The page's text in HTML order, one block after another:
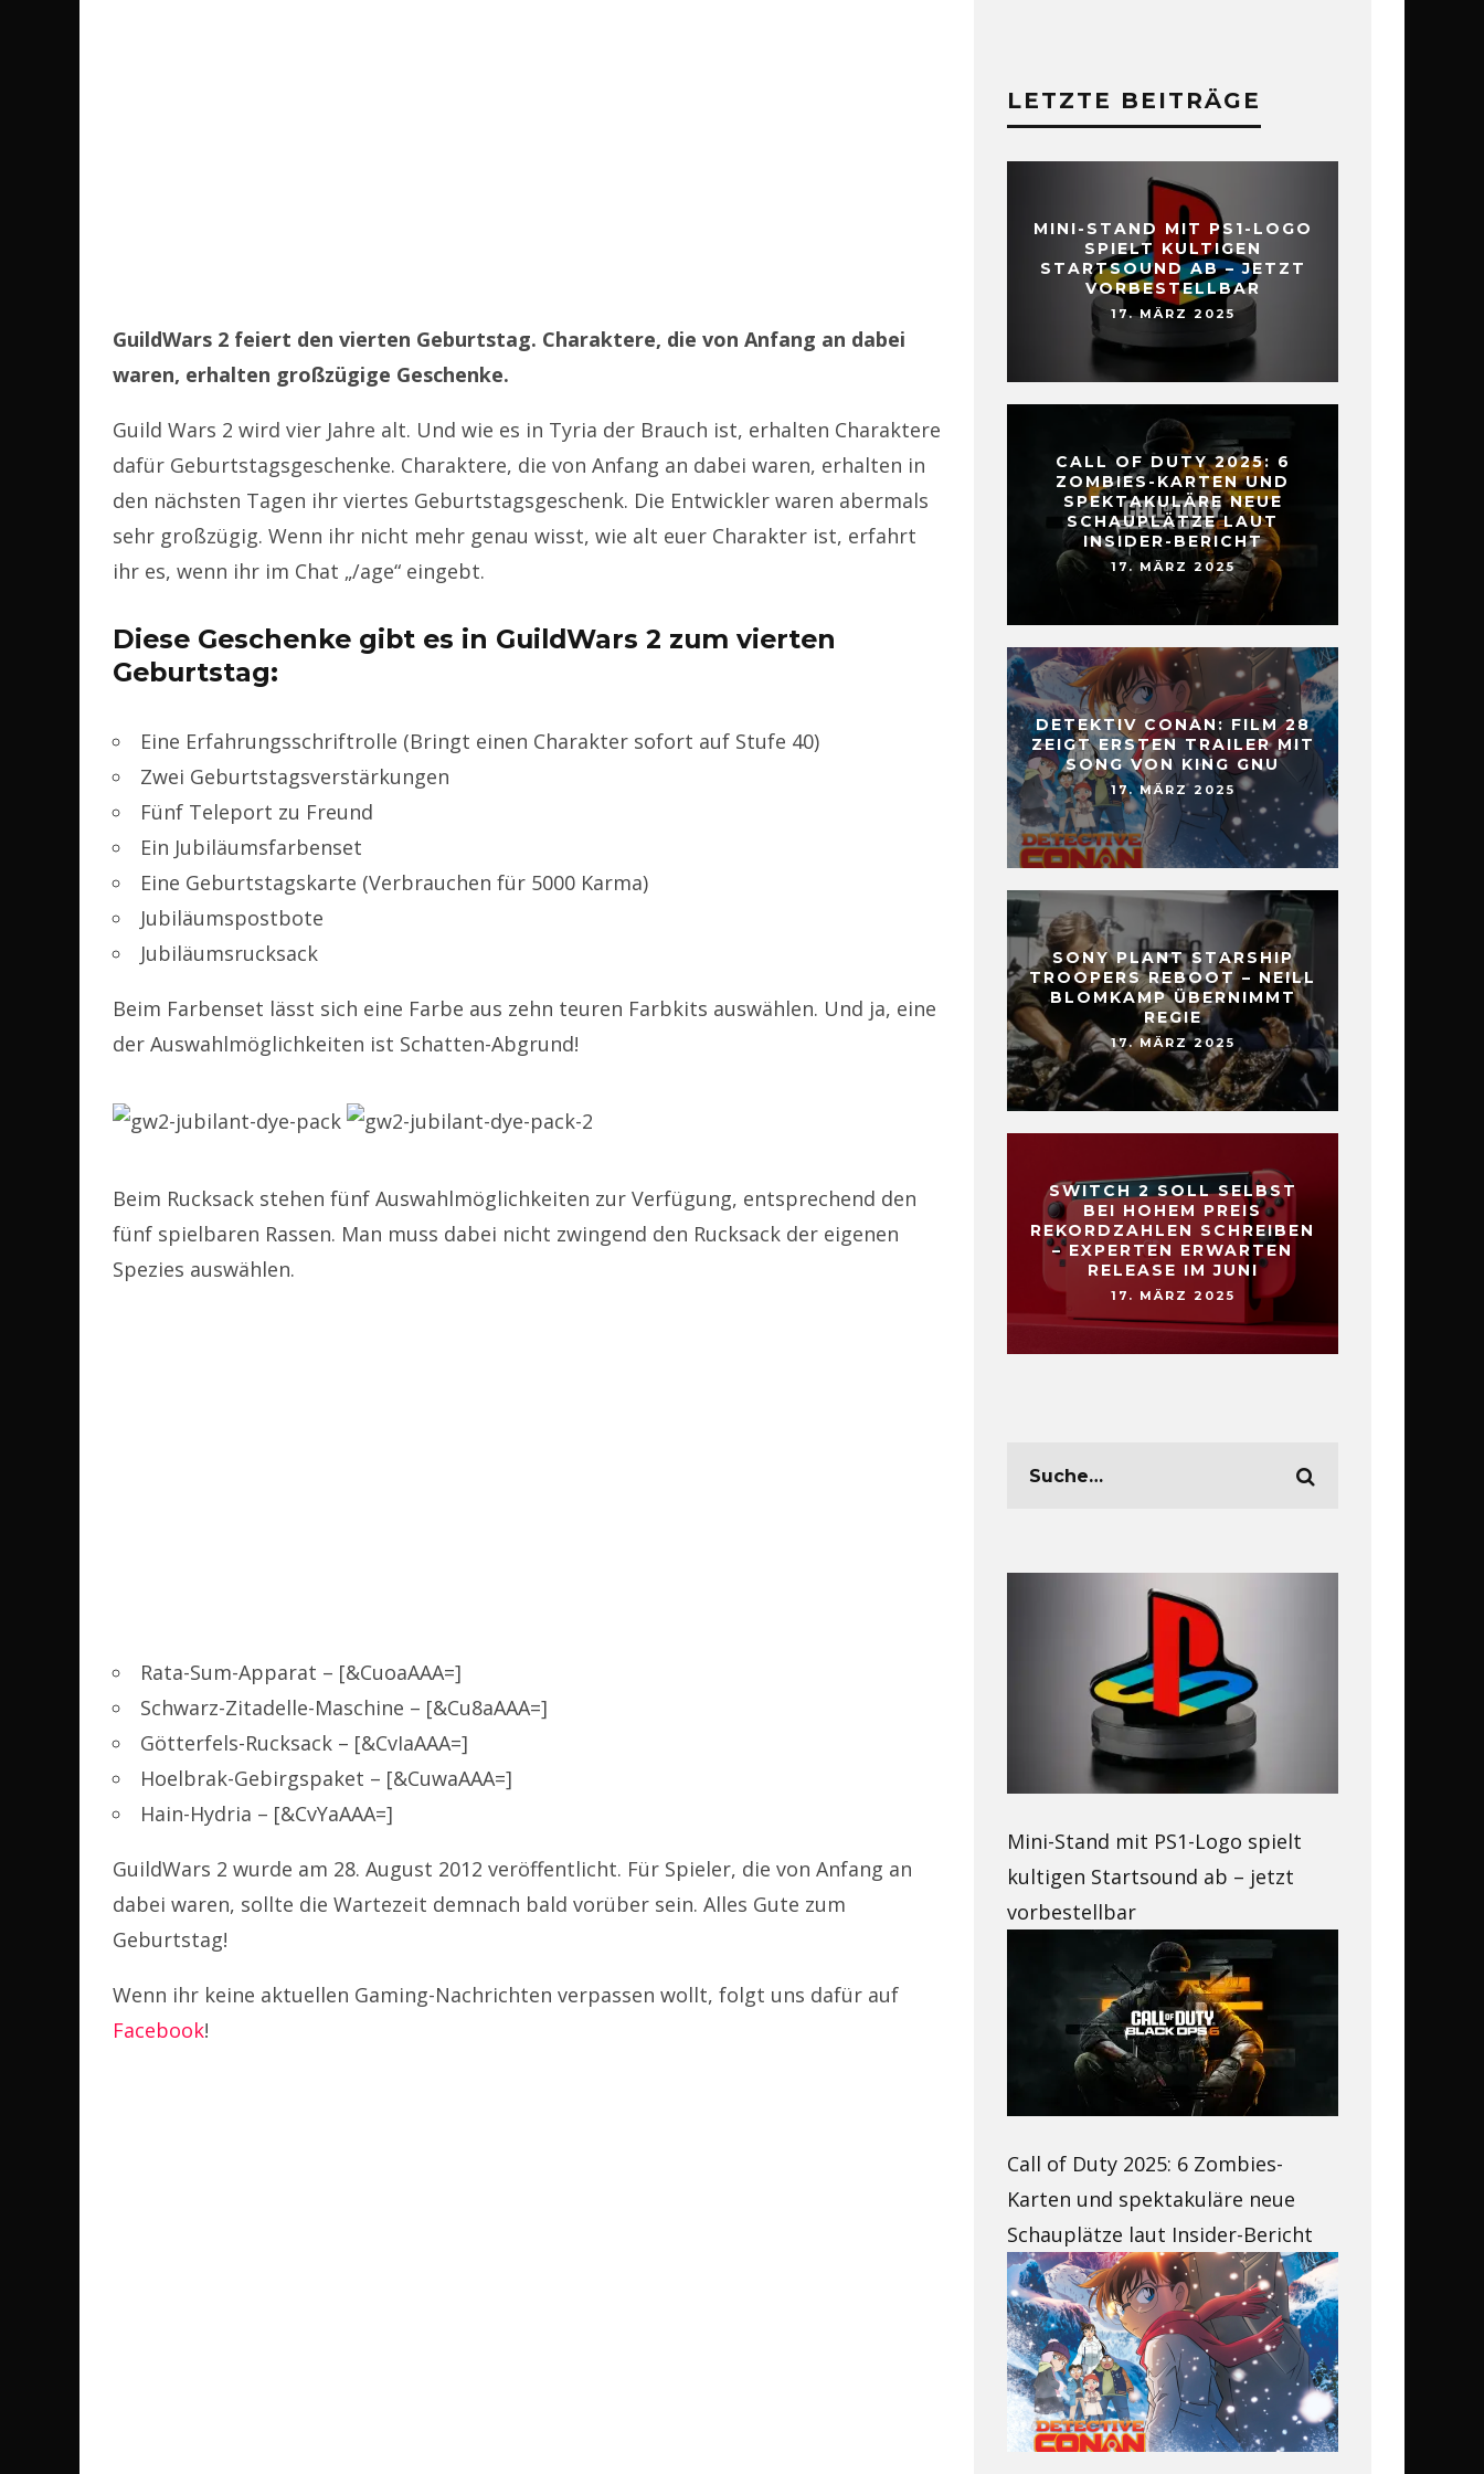
GuildWars 2 feiert den vierten Geburtstag. Charaktere, die von Anfang an dabei
waren, erhalten großzügige Geschenke.
Guild Wars 2 wird vier Jahre alt. Und wie es in Tyria der Brauch ist, erhalten Charaktere
dafür Geburtstagsgeschenke. Charaktere, die von Anfang an dabei waren, erhalten in
den nächsten Tagen ihr viertes Geburtstagsgeschenk. Die Entwickler waren abermals
sehr großzügig. Wenn ihr nicht mehr genau wisst, wie alt euer Charakter ist, erfahrt
ihr es, wenn ihr im Chat „/age“ eingebt.
Diese Geschenke gibt es in GuildWars 2 zum vierten
Geburtstag:
Eine Erfahrungsschriftrolle (Bringt einen Charakter sofort auf Stufe 40)
Zwei Geburtstagsverstärkungen
Fünf Teleport zu Freund
Ein Jubiläumsfarbenset
Eine Geburtstagskarte (Verbrauchen für 5000 Karma)
Jubiläumspostbote
Jubiläumsrucksack
Beim Farbenset lässt sich eine Farbe aus zehn teuren Farbkits auswählen. Und ja, eine
der Auswahlmöglichkeiten ist Schatten-Abgrund!
Beim Rucksack stehen fünf Auswahlmöglichkeiten zur Verfügung, entsprechend den
fünf spielbaren Rassen. Man muss dabei nicht zwingend den Rucksack der eigenen
Spezies auswählen.
Rata-Sum-Apparat – [&CuoaAAA=]
Schwarz-Zitadelle-Maschine – [&Cu8aAAA=]
Götterfels-Rucksack – [&CvIaAAA=]
Hoelbrak-Gebirgspaket – [&CuwaAAA=]
Hain-Hydria – [&CvYaAAA=]
GuildWars 2 wurde am 28. August 2012 veröffentlicht. Für Spieler, die von Anfang an
dabei waren, sollte die Wartezeit demnach bald vorüber sein. Alles Gute zum
Geburtstag!
Wenn ihr keine aktuellen Gaming-Nachrichten verpassen wollt, folgt uns dafür auf
Facebook!
LETZTE BEITRÄGE
MINI-STAND MIT PS1-LOGO
SPIELT KULTIGEN
STARTSOUND AB – JETZT
VORBESTELLBAR
17. MÄRZ 2025
CALL OF DUTY 2025: 6
ZOMBIES-KARTEN UND
SPEKTAKULÄRE NEUE
SCHAUPLÄTZE LAUT
INSIDER-BERICHT
17. MÄRZ 2025
DETEKTIV CONAN: FILM 28
ZEIGT ERSTEN TRAILER MIT
SONG VON KING GNU
17. MÄRZ 2025
SONY PLANT STARSHIP
TROOPERS REBOOT – NEILL
BLOMKAMP ÜBERNIMMT
REGIE
17. MÄRZ 2025
SWITCH 2 SOLL SELBST
BEI HOHEM PREIS
REKORDZAHLEN SCHREIBEN
– EXPERTEN ERWARTEN
RELEASE IM JUNI
17. MÄRZ 2025
Mini-Stand mit PS1-Logo spielt
kultigen Startsound ab – jetzt
vorbestellbar
Call of Duty 2025: 6 Zombies-
Karten und spektakuläre neue
Schauplätze laut Insider-Bericht